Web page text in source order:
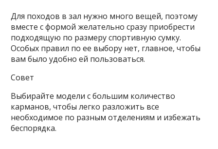
Для походов в зал нужно много вещей, поэтому
вместе с формой желательно сразу приобрести
подходящую по размеру спортивную сумку.
Особых правил по ее выбору нет, главное, чтобы
вам было удобно ей пользоваться.
Совет
Выбирайте модели с большим количество
карманов, чтобы легко разложить все
необходимое по разным отделениям и избежать
беспорядка.